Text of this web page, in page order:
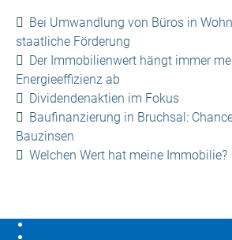
Bei Umwandlung von Büros in
staatliche Förderung
Der Immobilienwert hängt immer
Energieeffizienz ab
Dividendenaktien im Fokus
Baufinanzierung in Bruchsal:
Bauzinsen
Welchen Wert hat meine Immobilie?